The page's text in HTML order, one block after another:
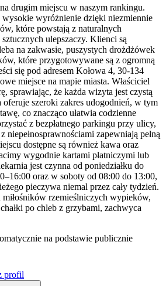
drugim miejscu w naszym rankingu.
wysokie wyróżnienie dzięki niezmiennie
które powstają z naturalnych
ulepszaczy. Klienci są
na zakwasie, puszystych drożdżówek
które przygotowywane są z ogromną
się pod adresem Kołowa 4, 30-134
miejsce na mapie miasta. Właściciel
sprawiając, że każda wizyta jest czystą
oferuje szeroki zakres udogodnień, w tym
co znacząco ułatwia codzienne
z bezpłatnego parkingu przy ulicy,
niepełnosprawnościami zapewniają pełną
dostępne są również kawa oraz
wygodnie kartami płatniczymi lub
jest czynna od poniedziałku do
oraz w soboty od 08:00 do 13:00,
pieczywa niemal przez cały tydzień.
rzemieślniczych wypieków,
po chleb z grzybami, zachwyca
na podstawie publicznie
profil